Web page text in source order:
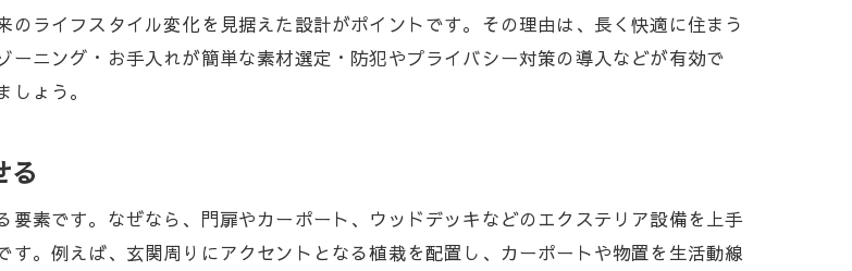
浜松市で外構工事の情報を集める方法
事の補助金制度を浜松市で賢く使う方法
事の補助金で知っておきたいポイント
ライフスタイル変化を見据えた設計がポイントです。その理由は、長く快適に住まう
ニング・お手入れが簡単な素材選定・防犯やプライバシー対策の導入などが有効で
ょう。
る
素です。なぜなら、門扉やカーポート、ウッドデッキなどのエクステリア設備を上手
。例えば、玄関周りにアクセントとなる植栽を配置し、カーポートや物置を生活動線